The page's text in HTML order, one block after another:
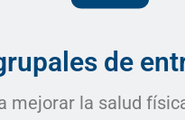
de
mejorar la salud